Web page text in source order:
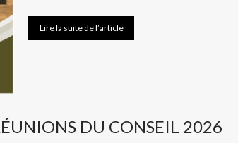
Lire la suite de l’article
DU CONSEIL 2026